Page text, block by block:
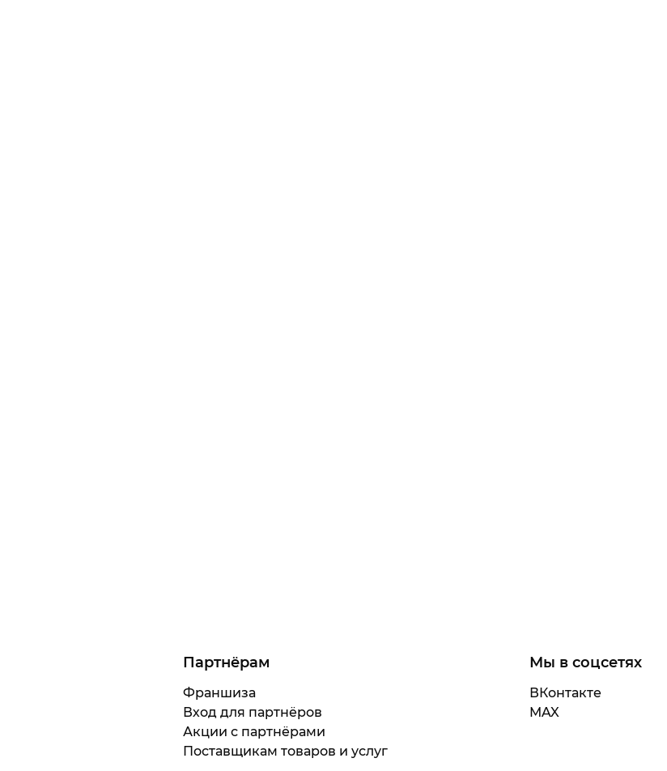
Партнёрам
Франшиза
Вход для партнёров
Акции с партнёрами
Поставщикам товаров и услуг
Мы в соцсетях
ВКонтакте
MAX